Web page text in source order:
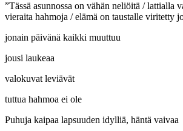
”Tässä asunnossa on vähän neliöitä / lattialla
vieraita hahmoja / elämä on taustalle viritetty
jonain päivänä kaikki muuttuu
jousi laukeaa
valokuvat leviävät
tuttua hahmoa ei ole
Puhuja kaipaa lapsuuden idylliä, häntä vaivaa